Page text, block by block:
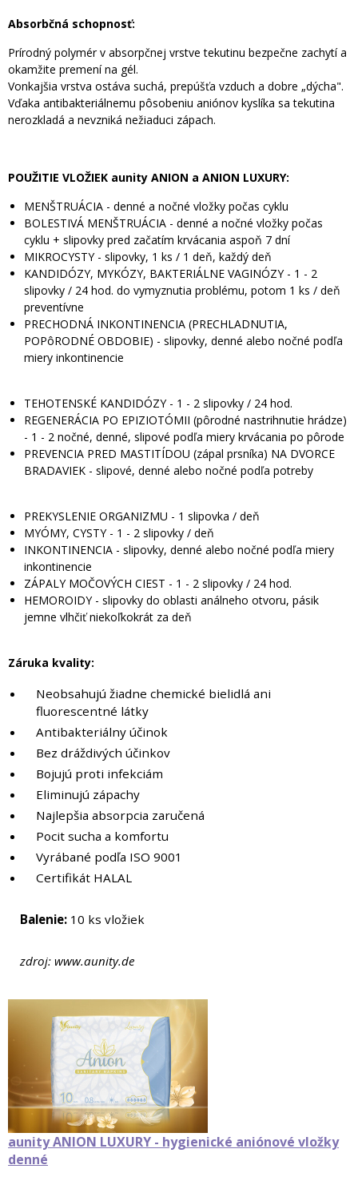
Absorbčná schopnosť:
Prírodný polymér v absorpčnej vrstve tekutinu bezpečne zachytí a
okamžite premení na gél.
Vonkajšia vrstva ostáva suchá, prepúšťa vzduch a dobre „dýcha".
Vďaka antibakteriálnemu pôsobeniu aniónov kyslíka sa tekutina
nerozkladá a nevzniká nežiaduci zápach.
POUŽITIE VLOŽIEK aunity ANION a ANION LUXURY:
MENŠTRUÁCIA - denné a nočné vložky počas cyklu
BOLESTIVÁ MENŠTRUÁCIA - denné a nočné vložky počas
cyklu + slipovky pred začatím krvácania aspoň 7 dní
MIKROCYSTY - slipovky, 1 ks / 1 deň, každý deň
KANDIDÓZY, MYKÓZY, BAKTERIÁLNE VAGINÓZY - 1 - 2
slipovky / 24 hod. do vymyznutia problému, potom 1 ks / deň
preventívne
PRECHODNÁ INKONTINENCIA (PRECHLADNUTIA,
POPôRODNÉ OBDOBIE) - slipovky, denné alebo nočné podľa
miery inkontinencie
TEHOTENSKÉ KANDIDÓZY - 1 - 2 slipovky / 24 hod.
REGENERÁCIA PO EPIZIOTÓMII (pôrodné nastrihnutie hrádze)
- 1 - 2 nočné, denné, slipové podľa miery krvácania po pôrode
PREVENCIA PRED MASTITÍDOU (zápal prsníka) NA DVORCE
BRADAVIEK - slipové, denné alebo nočné podľa potreby
PREKYSLENIE ORGANIZMU - 1 slipovka / deň
MYÓMY, CYSTY - 1 - 2 slipovky / deň
INKONTINENCIA - slipovky, denné alebo nočné podľa miery
inkontinencie
ZÁPALY MOČOVÝCH CIEST - 1 - 2 slipovky / 24 hod.
HEMOROIDY - slipovky do oblasti análneho otvoru, pásik
jemne vlhčiť niekoľkokrát za deň
Záruka kvality:
Neobsahujú žiadne chemické bielidlá ani
fluorescentné látky
Antibakteriálny účinok
Bez dráždivých účinkov
Bojujú proti infekciám
Eliminujú zápachy
Najlepšia absorpcia zaručená
Pocit sucha a komfortu
Vyrábané podľa ISO 9001
Certifikát HALAL
Balenie: 10 ks vložiek
zdroj: www.aunity.de
aunity ANION LUXURY - hygienické aniónové vložky
denné